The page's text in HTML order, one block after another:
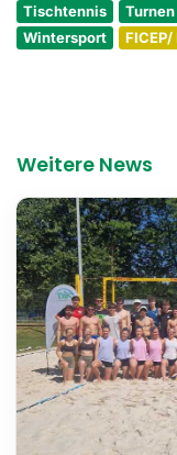
Tischtennis
Turnen
Wintersport
FICEP/
Weitere News